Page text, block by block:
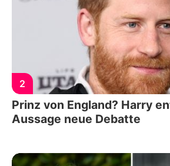
2
Prinz von England? Harry
Aussage neue Debatte